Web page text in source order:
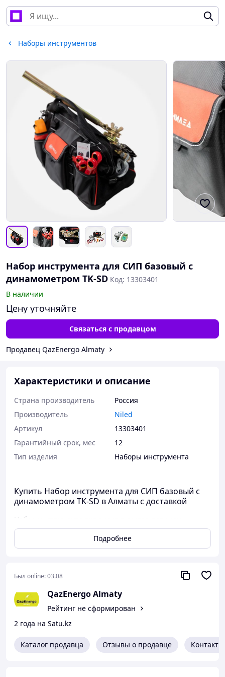
Наборы инструментов
Набор инструмента для СИП базовый с
динамометром TK-SD Код: 13303401
В наличии
Цену уточняйте
Связаться с продавцом
Продавец QazEnergo Almaty
Характеристики и описание
Страна производитель
Россия
Производитель
Niled
Артикул
13303401
Гарантийный срок, мес
12
Тип изделия
Наборы инструмента
Купить Набор инструмента для СИП базовый с
динамометром TK-SD в Алматы с доставкой
Набор инструмента включает в состав перечень
наиболее необходимых инструментов, требуемых в
части ремонта, монтажа и реконструкции ВЛ с СИП.
Оптимальный и универсальный набор может быть
алюминиевыми и сталеалюминевыми проводами, в
сетях напряжением до 35кВ.
Базовый набор для обслуживания линий с проводами
СИП.
Набор не содержит лишних изделий и в полной мере
позволяет выполнять ремонтные, монтажные и
строительные работы.
* обеспечивает возможность проведения раскаточных
и натяжных работ проводов ВЛ, регулировки стрел
Подробнее
Был online:03.08
QazEnergo Almaty
Рейтинг не сформирован
2 года на Satu.kz
Каталог продавца Отзывы о продавце Контакты